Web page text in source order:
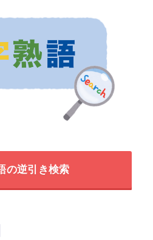
の逆引き検索